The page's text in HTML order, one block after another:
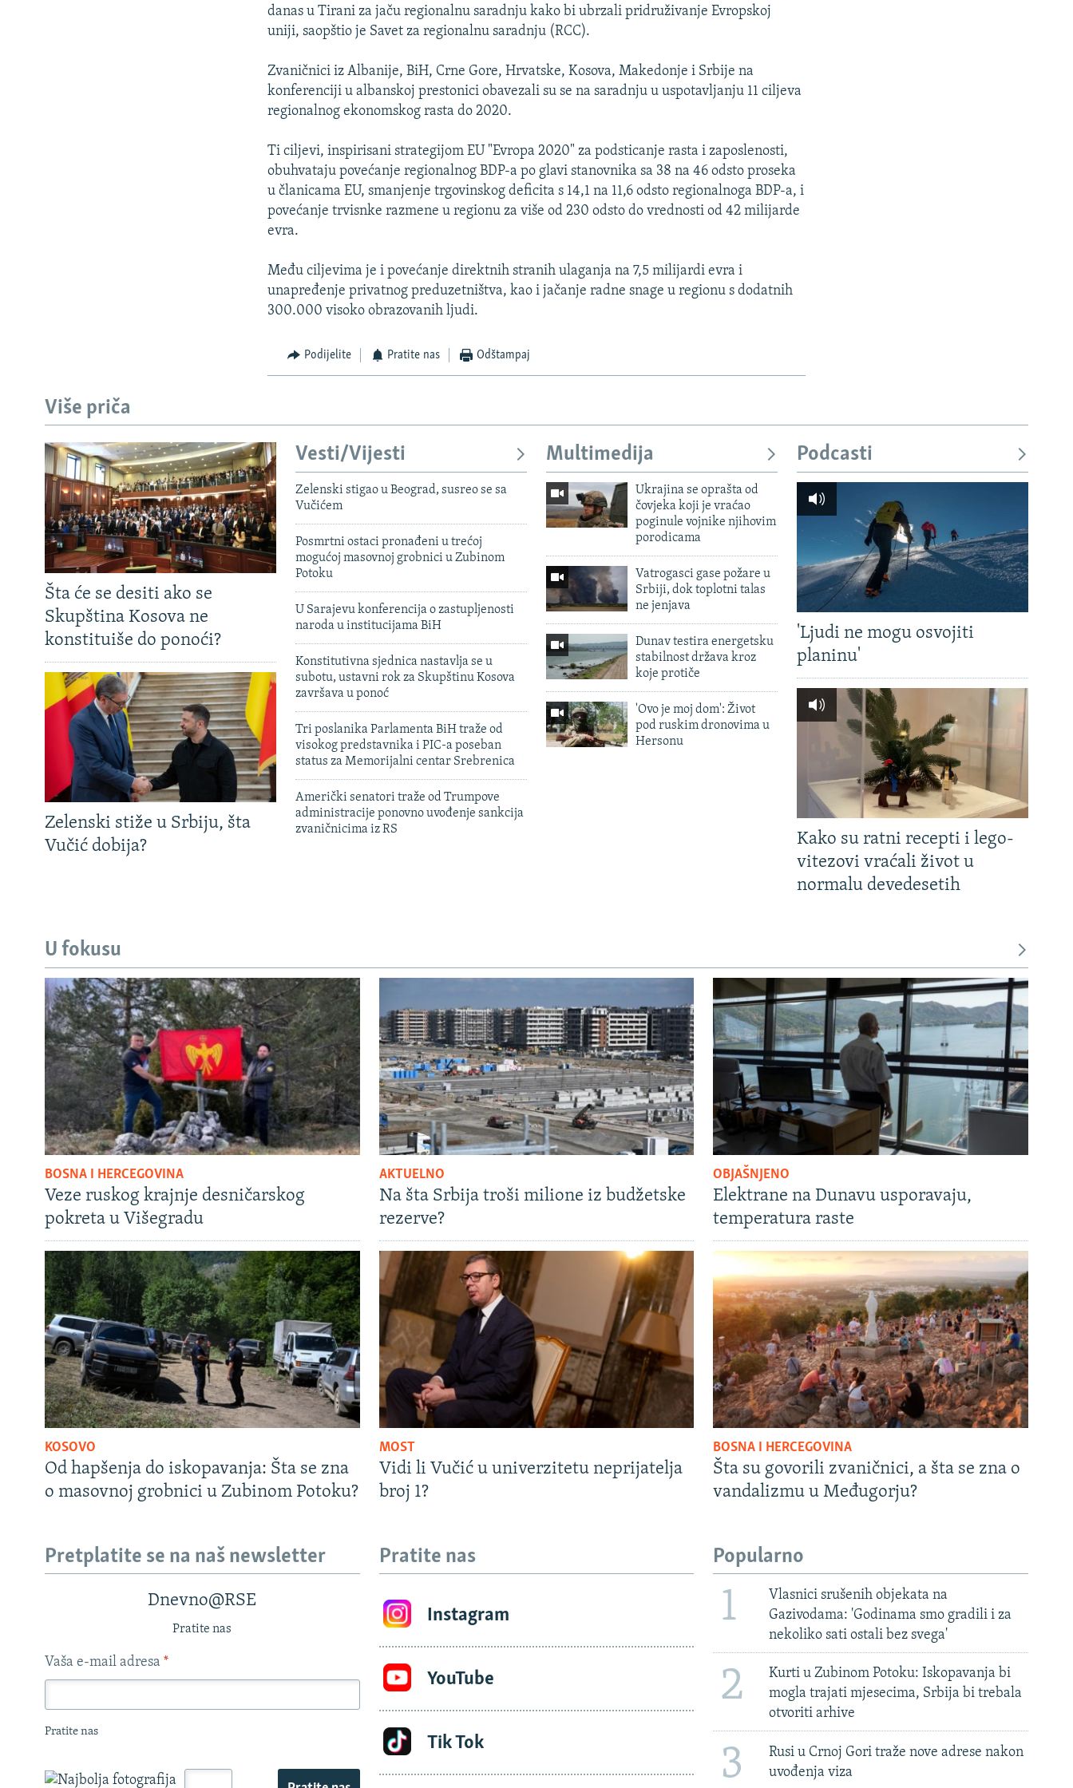
danas u Tirani za jaču regionalnu saradnju kako bi ubrzali pridruživanje Evropskoj
uniji, saopštio je Savet za regionalnu saradnju (RCC).
Zvaničnici iz Albanije, BiH, Crne Gore, Hrvatske, Kosova, Makedonje i Srbije na
konferenciji u albanskoj prestonici obavezali su se na saradnju u uspotavljanju 11 ciljeva
regionalnog ekonomskog rasta do 2020.
Ti ciljevi, inspirisani strategijom EU "Evropa 2020" za podsticanje rasta i zaposlenosti,
obuhvataju povećanje regionalnog BDP-a po glavi stanovnika sa 38 na 46 odsto proseka
u članicama EU, smanjenje trgovinskog deficita s 14,1 na 11,6 odsto regionalnoga BDP-a, i
povećanje trvisnke razmene u regionu za više od 230 odsto do vrednosti od 42 milijarde
evra.
Među ciljevima je i povećanje direktnih stranih ulaganja na 7,5 milijardi evra i
unapređenje privatnog preduzetništva, kao i jačanje radne snage u regionu s dodatnih
300.000 visoko obrazovanih ljudi.
Podijelite Pratite nas Odštampaj
Više priča
Šta će se desiti ako se
Skupština Kosova ne
konstituiše do ponoći?
Zelenski stiže u Srbiju, šta
Vučić dobija?
Vesti/Vijesti
Zelenski stigao u Beograd, susreo se sa
Vučićem
Posmrtni ostaci pronađeni u trećoj
mogućoj masovnoj grobnici u Zubinom
Potoku
U Sarajevu konferencija o zastupljenosti
naroda u institucijama BiH
Konstitutivna sjednica nastavlja se u
subotu, ustavni rok za Skupštinu Kosova
završava u ponoć
Tri poslanika Parlamenta BiH traže od
visokog predstavnika i PIC-a poseban
status za Memorijalni centar Srebrenica
Američki senatori traže od Trumpove
administracije ponovno uvođenje sankcija
zvaničnicima iz RS
Multimedija
Ukrajina se oprašta od
čovjeka koji je vraćao
poginule vojnike njihovim
porodicama
Vatrogasci gase požare u
Srbiji, dok toplotni talas
ne jenjava
Dunav testira energetsku
stabilnost država kroz
koje protiče
'Ovo je moj dom': Život
pod ruskim dronovima u
Hersonu
Podcasti
'Ljudi ne mogu osvojiti
planinu'
Kako su ratni recepti i lego-
vitezovi vraćali život u
normalu devedesetih
U fokusu
BOSNA I HERCEGOVINA
Veze ruskog krajnje desničarskog
pokreta u Višegradu
AKTUELNO
Na šta Srbija troši milione iz budžetske
rezerve?
OBJAŠNJENO
Elektrane na Dunavu usporavaju,
temperatura raste
KOSOVO
Od hapšenja do iskopavanja: Šta se zna
o masovnoj grobnici u Zubinom Potoku?
MOST
Vidi li Vučić u univerzitetu neprijatelja
broj 1?
BOSNA I HERCEGOVINA
Šta su govorili zvaničnici, a šta se zna o
vandalizmu u Međugorju?
Pretplatite se na naš newsletter
Dnevno@RSE
Pratite nas
Vaša e-mail adresa *
Pratite nas
Pratite nas
Instagram
YouTube
Tik Tok
Popularno
1
Vlasnici srušenih objekata na
Gazivodama: 'Godinama smo gradili i za
nekoliko sati ostali bez svega'
2
Kurti u Zubinom Potoku: Iskopavanja bi
mogla trajati mjesecima, Srbija bi trebala
otvoriti arhive
3
Rusi u Crnoj Gori traže nove adrese nakon
uvođenja viza